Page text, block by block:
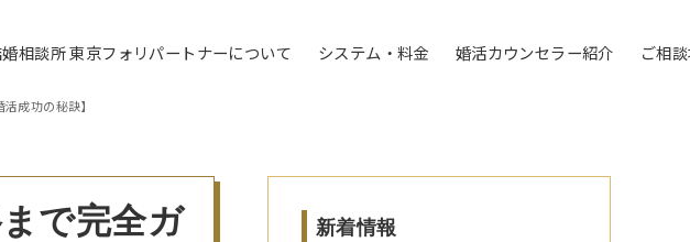
相談所 東京フォリパートナーについて システム・料金 婚活カウンセラー紹介 ご相
成功の秘訣】
で完全ガ
新着情報